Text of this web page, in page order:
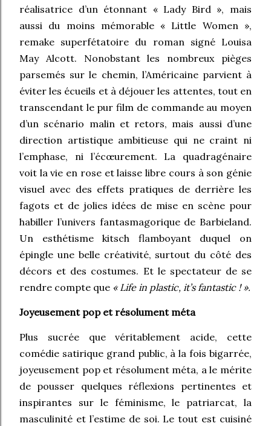
réalisatrice d’un étonnant « Lady Bird », mais
aussi du moins mémorable « Little Women »,
remake superfétatoire du roman signé Louisa
May Alcott. Nonobstant les nombreux pièges
parsemés sur le chemin, l’Américaine parvient à
éviter les écueils et à déjouer les attentes, tout en
transcendant le pur film de commande au moyen
d’un scénario malin et retors, mais aussi d’une
direction artistique ambitieuse qui ne craint ni
l’emphase, ni l’écœurement. La quadragénaire
voit la vie en rose et laisse libre cours à son génie
visuel avec des effets pratiques de derrière les
fagots et de jolies idées de mise en scène pour
habiller l’univers fantasmagorique de Barbieland.
Un esthétisme kitsch flamboyant duquel on
épingle une belle créativité, surtout du côté des
décors et des costumes. Et le spectateur de se
rendre compte que « Life in plastic, it’s fantastic ! ».
Joyeusement pop et résolument méta
Plus sucrée que véritablement acide, cette
comédie satirique grand public, à la fois bigarrée,
joyeusement pop et résolument méta, a le mérite
de pousser quelques réflexions pertinentes et
inspirantes sur le féminisme, le patriarcat, la
masculinité et l’estime de soi. Le tout est cuisiné